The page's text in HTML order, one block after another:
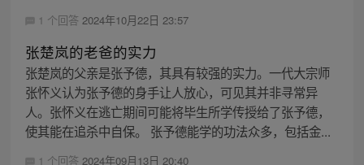
1 个回答 2024年10月22日 23:57
张楚岚的老爸的实力
张楚岚的父亲是张予德，其具有较强的实力。一代大宗师
张怀义认为张予德的身手让人放心，可见其并非寻常异
人。张怀义在逃亡期间可能将毕生所学传授给了张予德，
使其能在追杀中自保。 张予德能学的功法众多，包括金...
1 个回答 2024年09月13日 20:40